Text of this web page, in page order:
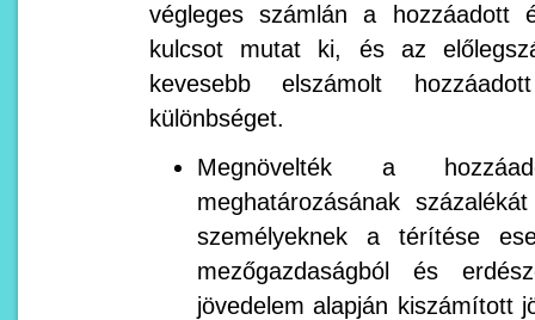
végleges számlán a hozzáadott
kulcsot mutat ki, és az
kevesebb elszámolt
különbséget.
Megnövelték a
meghatározásának
személyeknek a térítése
mezőgazdaságból és
jövedelem alapján kiszámított